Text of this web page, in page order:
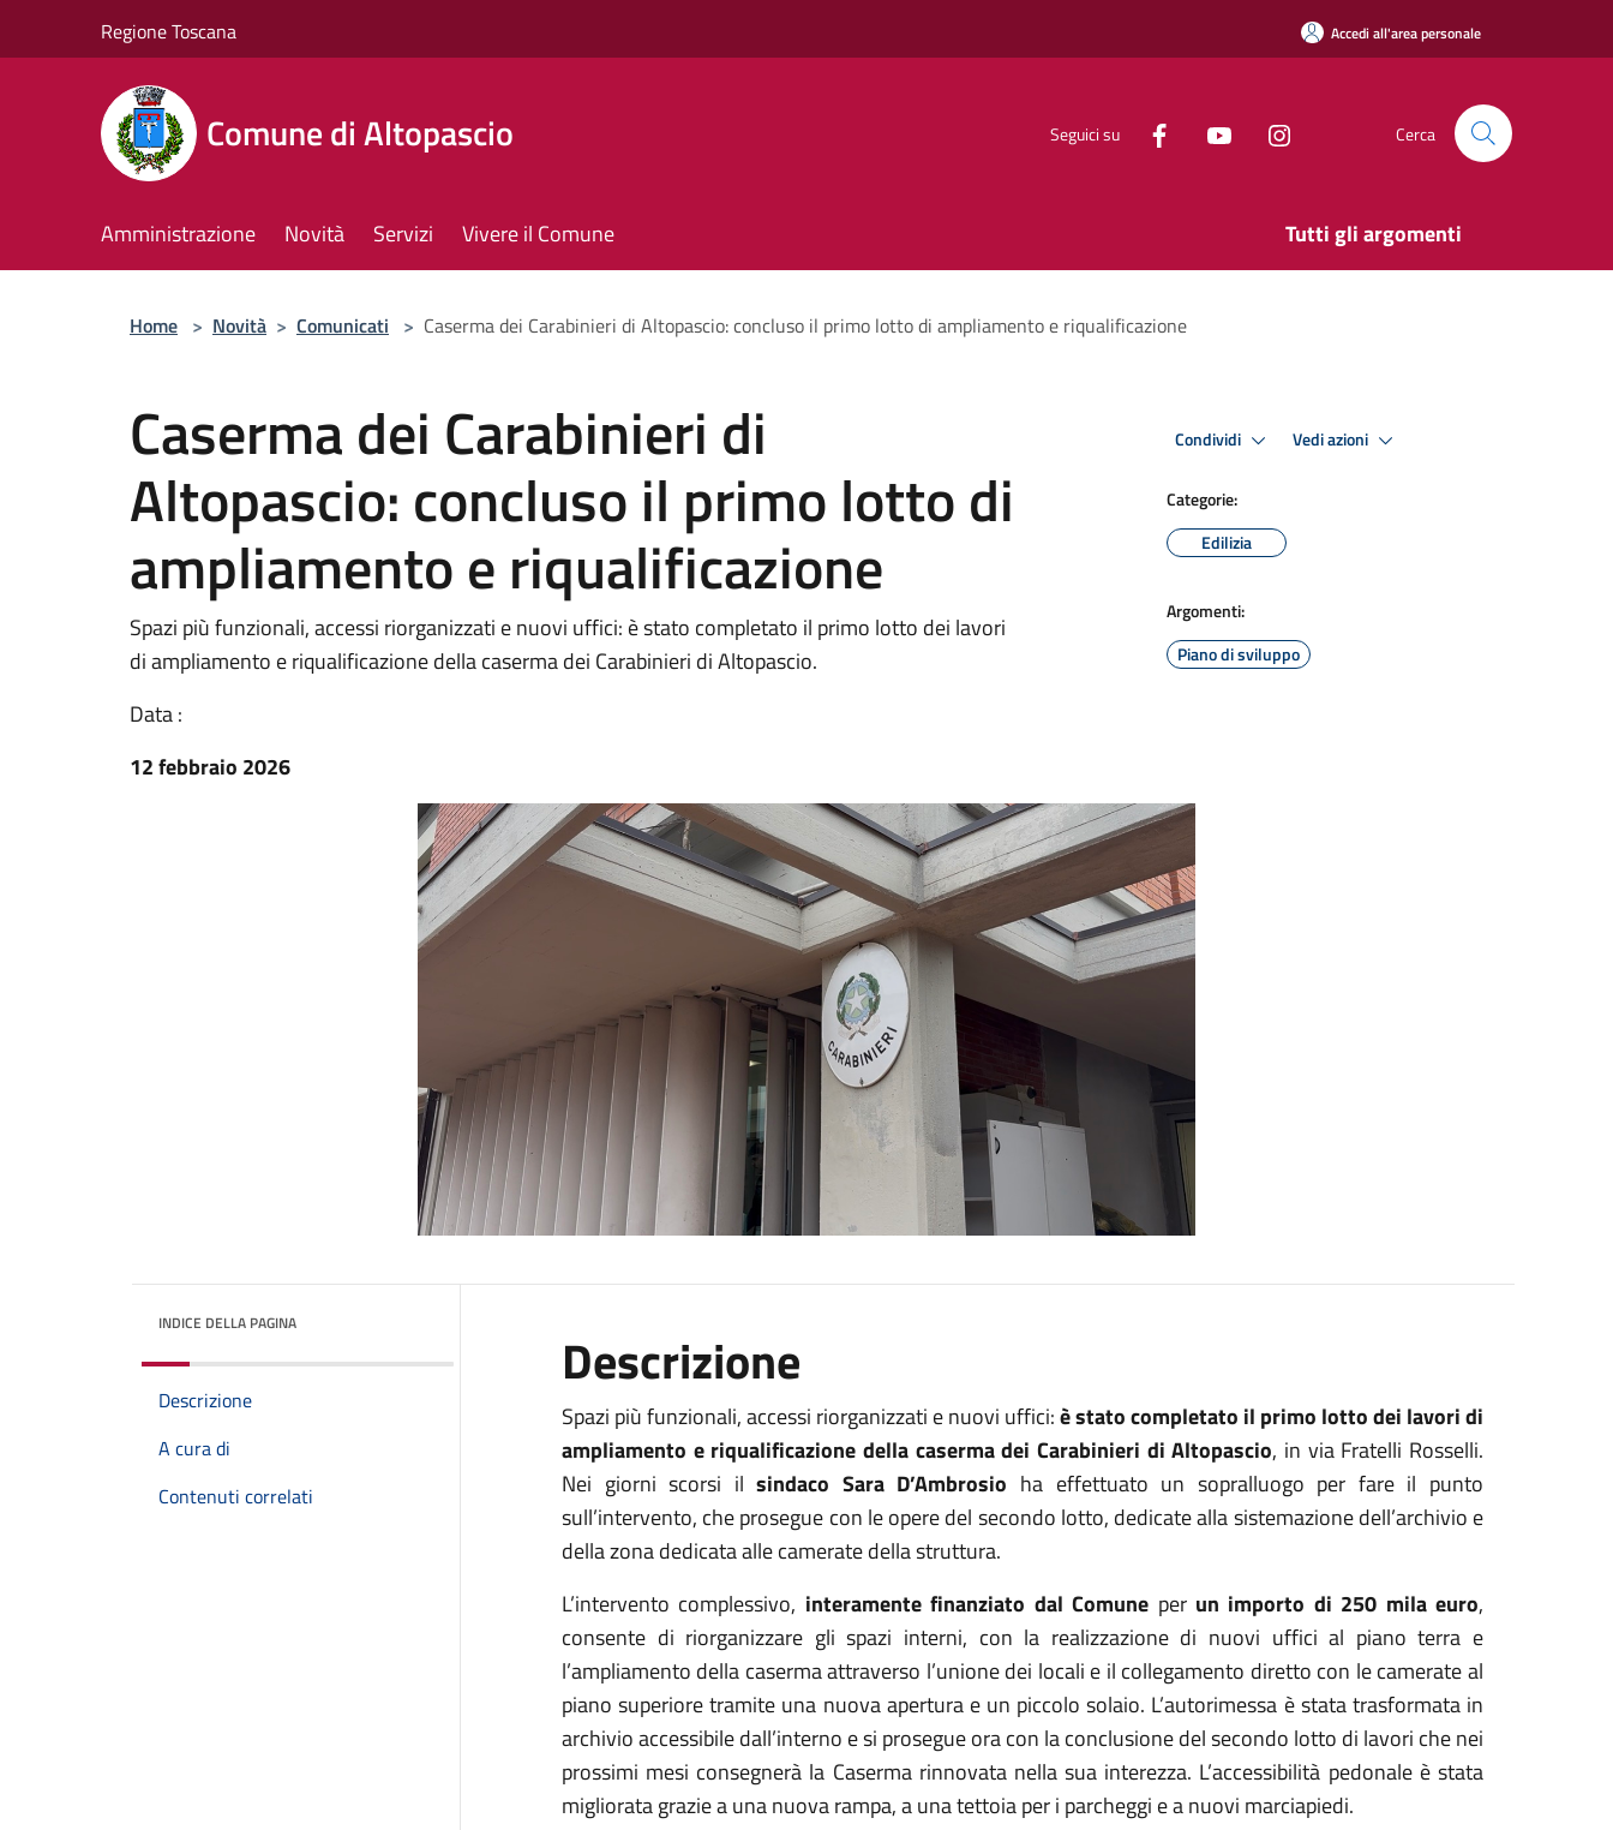
Regione Toscana Accedi all'area personale
Comune di Altopascio Seguici su Cerca
Amministrazione Novità Servizi Vivere il Comune Tutti gli argomenti
Home > Novità > Comunicati > Caserma dei Carabinieri di Altopascio: concluso il primo lotto di ampliamento e riqualificazione
Caserma dei Carabinieri di
Altopascio: concluso il primo lotto di
ampliamento e riqualificazione
Spazi più funzionali, accessi riorganizzati e nuovi uffici: è stato completato il primo lotto dei lavori
di ampliamento e riqualificazione della caserma dei Carabinieri di Altopascio.
Data :
12 febbraio 2026
Condividi Vedi azioni
Categorie:
Edilizia
Argomenti:
Piano di sviluppo
INDICE DELLA PAGINA
Descrizione
A cura di
Contenuti correlati
Descrizione
Spazi più funzionali, accessi riorganizzati e nuovi uffici:è stato completato il primo lotto dei lavori di
ampliamento e riqualificazione della caserma dei Carabinieri di Altopascio, in via Fratelli Rosselli.
Nei giorni scorsi ilsindaco Sara D’Ambrosio ha effettuato un sopralluogo per fare il punto
sull’intervento, che prosegue con le opere del secondo lotto, dedicate alla sistemazione dell’archivio e
della zona dedicata alle camerate della struttura.
L’intervento complessivo, interamente finanziato dal Comune per un importo di 250 mila euro,
consente di riorganizzare gli spazi interni, con la realizzazione di nuovi uffici al piano terra e
l’ampliamento della caserma attraverso l’unione dei locali e il collegamento diretto con le camerate al
piano superiore tramite una nuova apertura e un piccolo solaio. L’autorimessa è stata trasformata in
archivio accessibile dall’interno e si prosegue ora con la conclusione del secondo lotto di lavori che nei
prossimi mesi consegnerà la Caserma rinnovata nella sua interezza. L’accessibilità pedonale è stata
migliorata grazie a una nuova rampa, a una tettoia per i parcheggi e a nuovi marciapiedi.